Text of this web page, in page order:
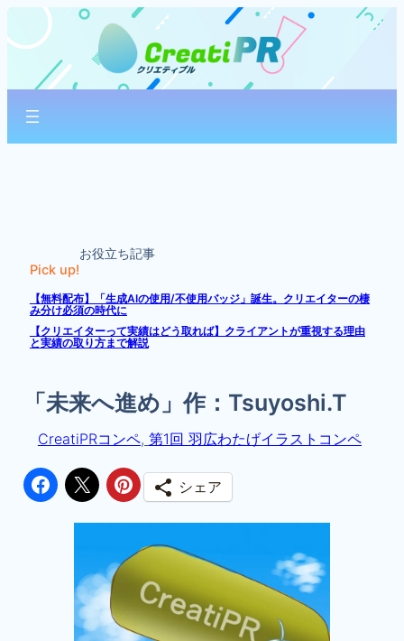
内
を
Pick up!
お役立ち記事
【無料配布】「生成AIの使用/不使用バッジ」誕生。クリエイターの棲
み分け必須の時代に
【クリエイターって実績はどう取れば】クライアントが重視する理由
と実績の取り方まで解説
「未来へ進め」作：Tsuyoshi.T
CreatiPRコンペ, 第1回 羽広わたげイラストコンペ
シェア